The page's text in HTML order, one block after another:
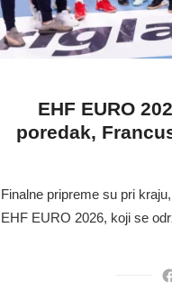
EHF EURO
poredak,
Finalne pripreme su pri
EHF EURO 2026, koji se